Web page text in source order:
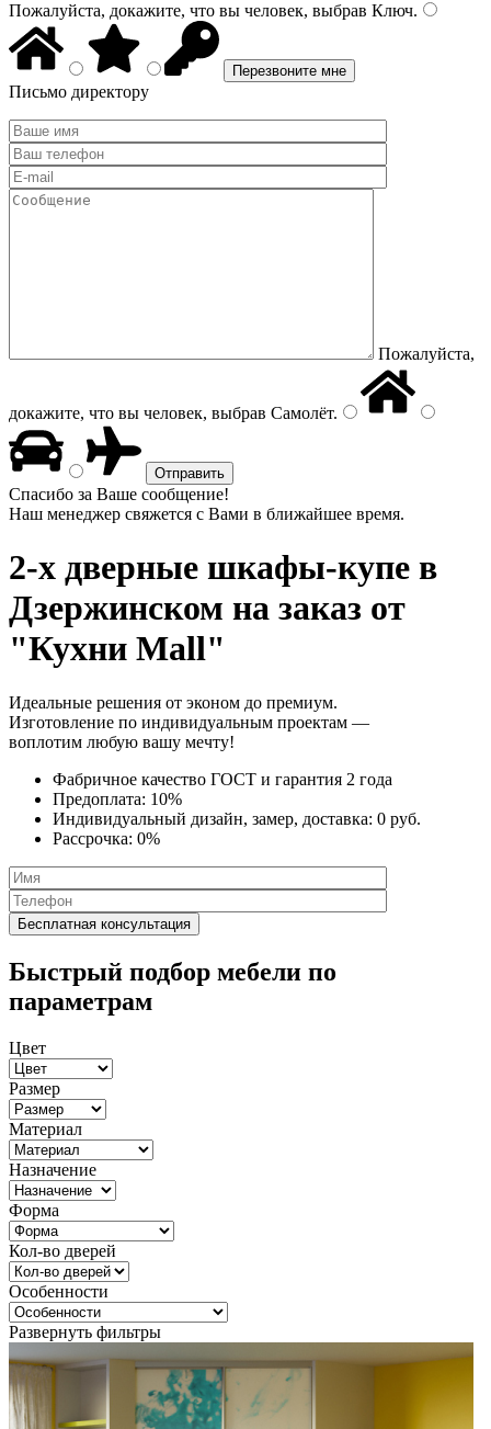
Пожалуйста, докажите, что вы человек, выбрав Ключ.
Письмо директору
Пожалуйста,
докажите, что вы человек, выбрав Самолёт.
Спасибо за Ваше сообщение!
Наш менеджер свяжется с Вами в ближайшее время.
2-х дверные шкафы-купе в
Дзержинском на заказ от
"Кухни Mall"
Идеальные решения от эконом до премиум.
Изготовление по индивидуальным проектам —
воплотим любую вашу мечту!
Фабричное качество ГОСТ и гарантия 2 года
Предоплата: 10%
Индивидуальный дизайн, замер, доставка: 0 руб.
Рассрочка: 0%
Быстрый подбор мебели по
параметрам
Цвет
Размер
Материал
Назначение
Форма
Кол-во дверей
Особенности
Развернуть фильтры